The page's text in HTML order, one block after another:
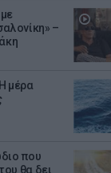
–
μέρα
που
θα δει